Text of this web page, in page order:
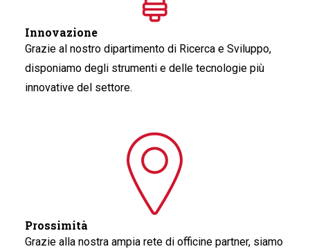
Innovazione
Grazie al nostro dipartimento di Ricerca e Sviluppo,
disponiamo degli strumenti e delle tecnologie più
innovative del settore.
Prossimità
Grazie alla nostra ampia rete di officine partner, siamo